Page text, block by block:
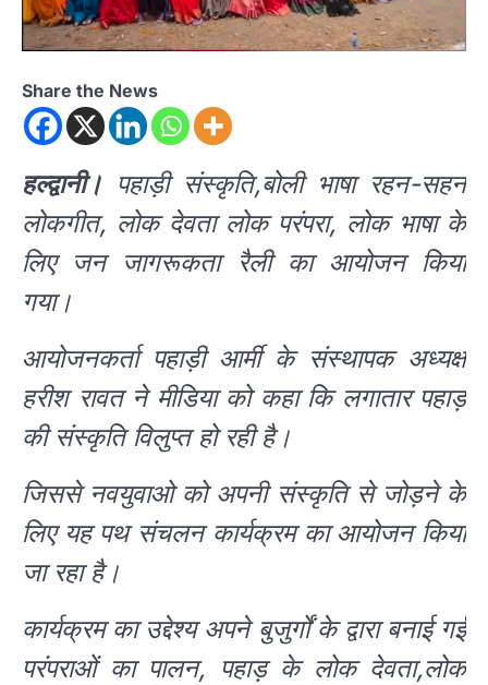
Share the News
हल्द्वानी। पहाड़ी संस्कृति,बोली भाषा रहन-सहन
लोकगीत, लोक देवता लोक परंपरा, लोक भाषा के
लिए जन जागरूकता रैली का आयोजन किया
गया।
आयोजनकर्ता पहाड़ी आर्मी के संस्थापक अध्यक्ष
हरीश रावत ने मीडिया को कहा कि लगातार पहाड़
की संस्कृति विलुप्त हो रही है।
जिससे नवयुवाओ को अपनी संस्कृति से जोड़ने के
लिए यह पथ संचलन कार्यक्रम का आयोजन किया
जा रहा है।
कार्यक्रम का उद्देश्य अपने बुजुर्गों के द्वारा बनाई गई
परंपराओं का पालन, पहाड़ के लोक देवता,लोक